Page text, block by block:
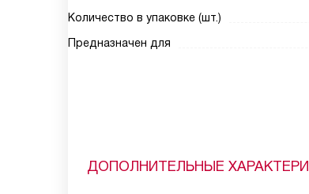
Количество в упаковке (шт.)
Предназначен для
ДОПОЛНИТЕЛЬНЫЕ